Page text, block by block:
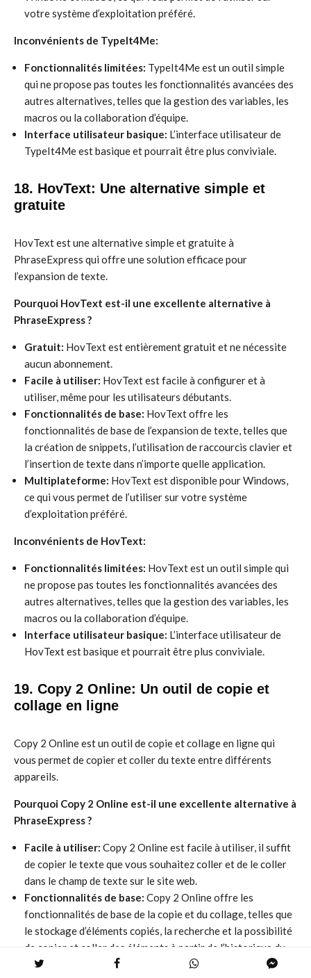
votre système d’exploitation préféré.
Inconvénients de TypeIt4Me:
Fonctionnalités limitées: TypeIt4Me est un outil simple
qui ne propose pas toutes les fonctionnalités avancées des
autres alternatives, telles que la gestion des variables, les
macros ou la collaboration d’équipe.
Interface utilisateur basique: L’interface utilisateur de
TypeIt4Me est basique et pourrait être plus conviviale.
18. HovText: Une alternative simple et
gratuite
HovText est une alternative simple et gratuite à
PhraseExpress qui offre une solution efficace pour
l’expansion de texte.
Pourquoi HovText est-il une excellente alternative à
PhraseExpress ?
Gratuit: HovText est entièrement gratuit et ne nécessite
aucun abonnement.
Facile à utiliser: HovText est facile à configurer et à
utiliser, même pour les utilisateurs débutants.
Fonctionnalités de base: HovText offre les
fonctionnalités de base de l’expansion de texte, telles que
la création de snippets, l’utilisation de raccourcis clavier et
l’insertion de texte dans n’importe quelle application.
Multiplateforme: HovText est disponible pour Windows,
ce qui vous permet de l’utiliser sur votre système
d’exploitation préféré.
Inconvénients de HovText:
Fonctionnalités limitées: HovText est un outil simple qui
ne propose pas toutes les fonctionnalités avancées des
autres alternatives, telles que la gestion des variables, les
macros ou la collaboration d’équipe.
Interface utilisateur basique: L’interface utilisateur de
HovText est basique et pourrait être plus conviviale.
19. Copy 2 Online: Un outil de copie et
collage en ligne
Copy 2 Online est un outil de copie et collage en ligne qui
vous permet de copier et coller du texte entre différents
appareils.
Pourquoi Copy 2 Online est-il une excellente alternative à
PhraseExpress ?
Facile à utiliser: Copy 2 Online est facile à utiliser, il suffit
de copier le texte que vous souhaitez coller et de le coller
dans le champ de texte sur le site web.
Fonctionnalités de base: Copy 2 Online offre les
fonctionnalités de base de la copie et du collage, telles que
le stockage d’éléments copiés, la recherche et la possibilité
de copier et coller des éléments à partir de l’historique du
presse-papiers.